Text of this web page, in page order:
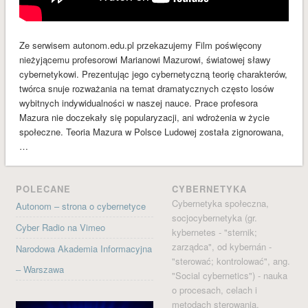
styczeń 2017
grudzień 2016
listopad 2016
październik 2016
wrzesień 2016
sierpień 2016
czerwiec 2016
maj 2016
marzec 2016
KATEGORIE
Audycje
Ze serwisem autonom.edu.pl przekazujemy Film poświęcony
nieżyjącemu profesorowi Marianowi Mazurowi, światowej sławy
cybernetykowi. Prezentując jego cybernetyczną teorię charakterów,
twórca snuje rozważania na temat dramatycznych często losów
wybitnych indywidualności w naszej nauce. Prace profesora
Mazura nie doczekały się popularyzacji, ani wdrożenia w życie
społeczne. Teoria Mazura w Polsce Ludowej została zignorowana,
…
POLECANE
Autonom – strona o cybernetyce
Cyber Radio na Vimeo
Narodowa Akademia Informacyjna
– Warszawa
CYBERNETYKA
Cybernetyka społeczna,
socjocybernetyka (gr.
kybernetes - "sternik;
zarządca", od kybernán -
"sterować; kontrolować", ang.
"Social cybernetics") - nauka
o procesach, celach i
metodach sterowania.